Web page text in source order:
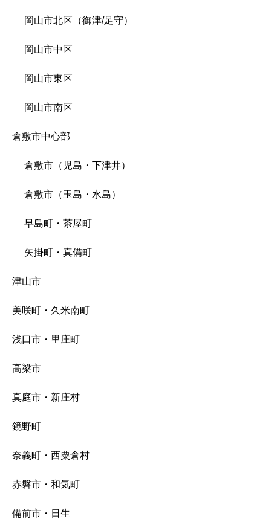
岡山市北区（御津/足守）
岡山市中区
岡山市東区
岡山市南区
倉敷市中心部
倉敷市（児島・下津井）
倉敷市（玉島・水島）
早島町・茶屋町
矢掛町・真備町
津山市
美咲町・久米南町
浅口市・里庄町
高梁市
真庭市・新庄村
鏡野町
奈義町・西粟倉村
赤磐市・和気町
備前市・日生